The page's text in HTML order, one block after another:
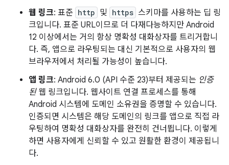
웹 링크: 표준 http 및 https 스키마를 사용하는 딥 링
크입니다. 표준 URL이므로 더 다재다능하지만 Android
12 이상에서는 거의 항상 명확성 대화상자를 트리거합니
다. 즉, 앱으로 라우팅되는 대신 기본적으로 사용자의 웹
브라우저에서 처리될 가능성이 높습니다.
앱 링크: Android 6.0 (API 수준 23)부터 제공되는 인증
된웹 링크입니다. 웹사이트 연결 프로세스를 통해
Android 시스템에 도메인 소유권을 증명할 수 있습니다.
인증되면 시스템은 해당 도메인의 링크를 앱으로 직접 라
우팅하여 명확성 대화상자를 완전히 건너뜁니다. 이렇게
하면 사용자에게 신뢰할 수 있고 원활한 환경이 제공됩니
다.